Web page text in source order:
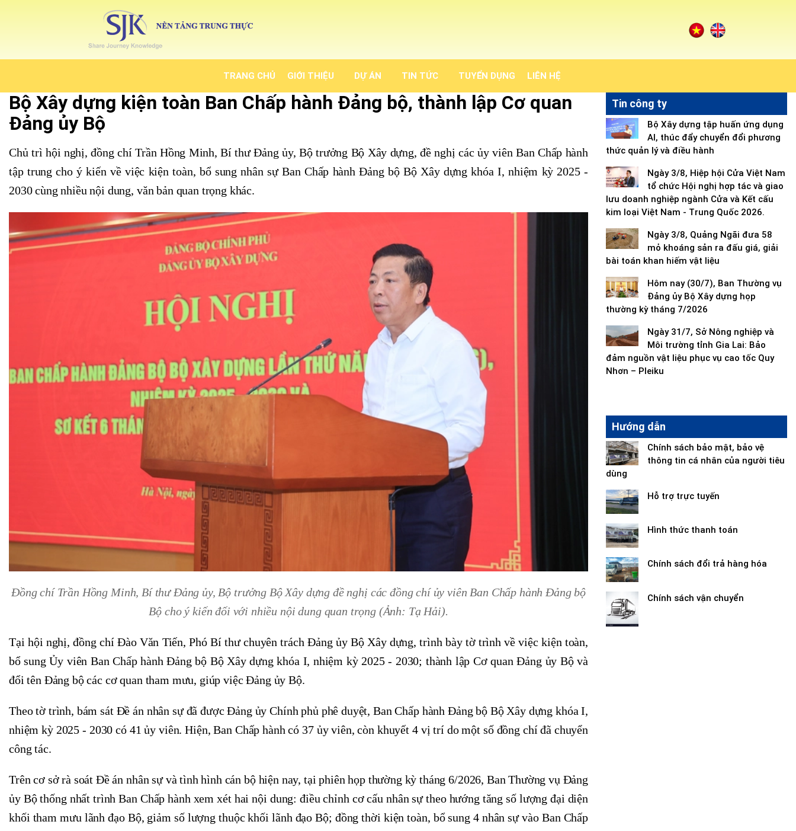
TRANG CHỦ GIỚI THIỆU DỰ ÁN TIN TỨC TUYỂN DỤNG LIÊN HỆ
Bộ Xây dựng kiện toàn Ban Chấp hành Đảng bộ, thành lập Cơ quan
Đảng ủy Bộ
Chủ trì hội nghị, đồng chí Trần Hồng Minh, Bí thư Đảng ủy, Bộ trưởng Bộ Xây dựng, đề nghị các ủy viên Ban Chấp hành
tập trung cho ý kiến về việc kiện toàn, bổ sung nhân sự Ban Chấp hành Đảng bộ Bộ Xây dựng khóa I, nhiệm kỳ 2025 -
2030 cùng nhiều nội dung, văn bản quan trọng khác.
Đồng chí Trần Hồng Minh, Bí thư Đảng ủy, Bộ trưởng Bộ Xây dựng đề nghị các đồng chí ủy viên Ban Chấp hành Đảng bộ
Bộ cho ý kiến đối với nhiều nội dung quan trọng (Ảnh: Tạ Hải).
Tại hội nghị, đồng chí Đào Văn Tiến, Phó Bí thư chuyên trách Đảng ủy Bộ Xây dựng, trình bày tờ trình về việc kiện toàn,
bổ sung Ủy viên Ban Chấp hành Đảng bộ Bộ Xây dựng khóa I, nhiệm kỳ 2025 - 2030; thành lập Cơ quan Đảng ủy Bộ và
đổi tên Đảng bộ các cơ quan tham mưu, giúp việc Đảng ủy Bộ.
Theo tờ trình, bám sát Đề án nhân sự đã được Đảng ủy Chính phủ phê duyệt, Ban Chấp hành Đảng bộ Bộ Xây dựng khóa I,
nhiệm kỳ 2025 - 2030 có 41 ủy viên. Hiện, Ban Chấp hành có 37 ủy viên, còn khuyết 4 vị trí do một số đồng chí đã chuyển
công tác.
Trên cơ sở rà soát Đề án nhân sự và tình hình cán bộ hiện nay, tại phiên họp thường kỳ tháng 6/2026, Ban Thường vụ Đảng
ủy Bộ thống nhất trình Ban Chấp hành xem xét hai nội dung: điều chỉnh cơ cấu nhân sự theo hướng tăng số lượng đại diện
khối tham mưu lãnh đạo Bộ, giảm số lượng thuộc khối lãnh đạo Bộ; đồng thời kiện toàn, bổ sung 4 nhân sự vào Ban Chấp
Tin công ty
Bộ Xây dựng tập huấn ứng dụng
AI, thúc đẩy chuyển đổi phương
thức quản lý và điều hành
Ngày 3/8, Hiệp hội Cửa Việt Nam
tổ chức Hội nghị hợp tác và giao
lưu doanh nghiệp ngành Cửa và Kết cấu
kim loại Việt Nam - Trung Quốc 2026.
Ngày 3/8, Quảng Ngãi đưa 58
mỏ khoáng sản ra đấu giá, giải
bài toán khan hiếm vật liệu
Hôm nay (30/7), Ban Thường vụ
Đảng ủy Bộ Xây dựng họp
thường kỳ tháng 7/2026
Ngày 31/7, Sở Nông nghiệp và
Môi trường tỉnh Gia Lai: Bảo
đảm nguồn vật liệu phục vụ cao tốc Quy
Nhơn – Pleiku
Hướng dẫn
Chính sách bảo mật, bảo vệ
thông tin cá nhân của người tiêu
dùng
Hỗ trợ trực tuyến
Hình thức thanh toán
Chính sách đổi trả hàng hóa
Chính sách vận chuyển